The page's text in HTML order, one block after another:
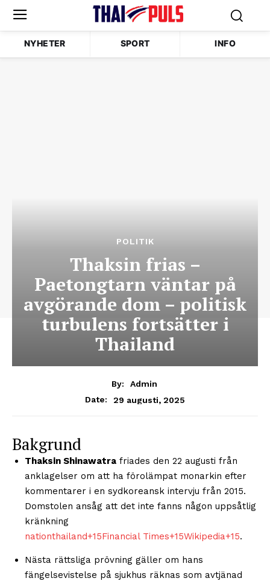
NYHETER SPORT INFO
POLITIK
Thaksin frias –
Paetongtarn väntar på
avgörande dom – politisk
turbulens fortsätter i
Thailand
By:
Admin
Date:
29 augusti, 2025
Bakgrund
Thaksin Shinawatra friades den 22 augusti från
anklagelser om att ha förolämpat monarkin efter
kommentarer i en sydkoreansk intervju från 2015.
Domstolen ansåg att det inte fanns någon uppsåtlig
kränkning
nationthailand+15Financial Times+15Wikipedia+15.
Nästa rättsliga prövning gäller om hans
fängelsevistelse på sjukhus räknas som avtjänad